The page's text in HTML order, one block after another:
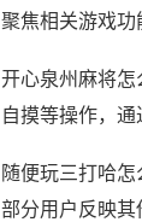
聚焦相关游戏功
开心泉州麻将
自摸等操作，通
随便玩三打哈怎
部分用户反映其